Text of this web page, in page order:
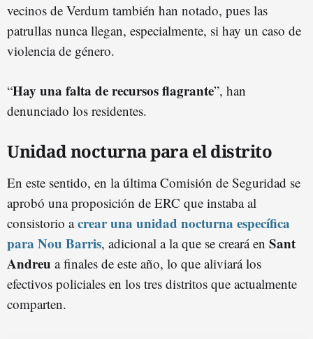
vecinos de Verdum también han notado, pues las
patrullas nunca llegan, especialmente, si hay un caso de
violencia de género.
“Hay una falta de recursos flagrante”, han
denunciado los residentes.
Unidad nocturna para el distrito
En este sentido, en la última Comisión de Seguridad se
aprobó una proposición de ERC que instaba al
consistorio acrear una unidad nocturna específica
para Nou Barris, adicional a la que se creará en Sant
Andreu a finales de este año, lo que aliviará los
efectivos policiales en los tres distritos que actualmente
comparten.